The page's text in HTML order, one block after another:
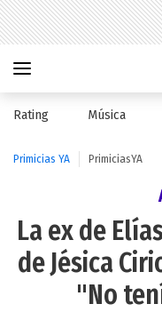
Rating Música
Primicias YA PrimiciasYA
La ex de
de Jésica
"No